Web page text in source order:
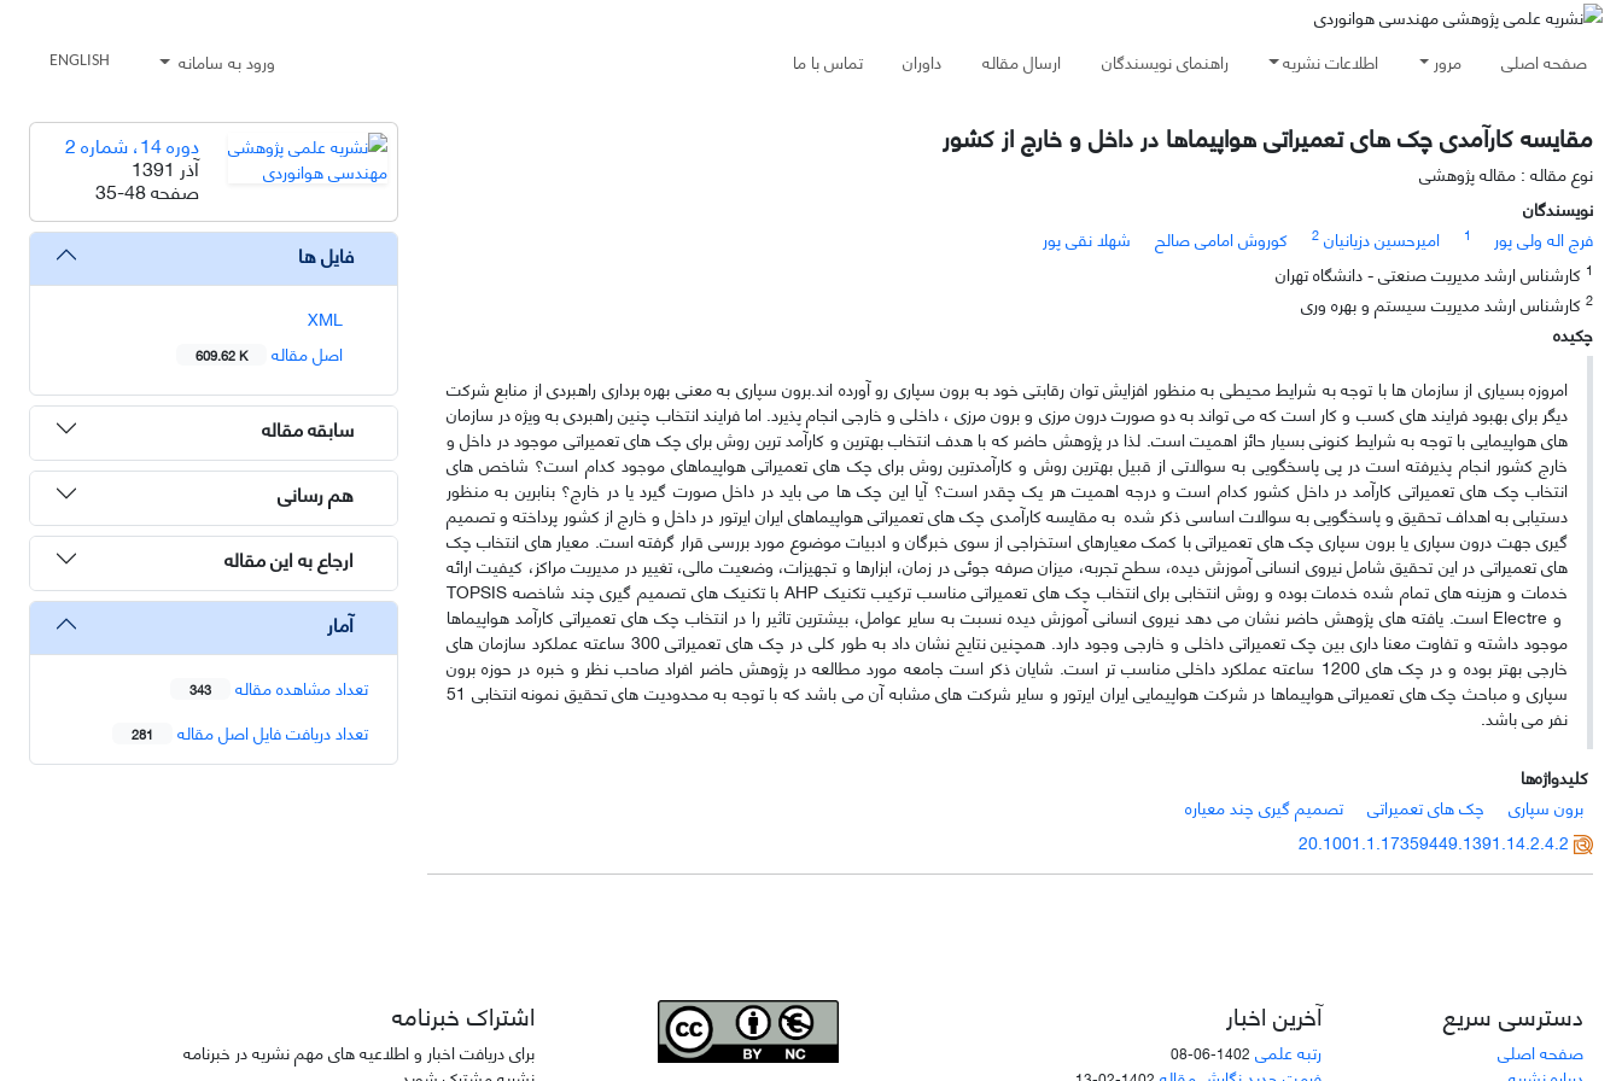
صفحه اصلی مرور اطلاعات نشریه راهنمای نویسندگان ارسال مقاله داوران تماس با ما ورود به سامانه ENGLISH
مقایسه کارآمدی چک های تعمیراتی هواپیماها در داخل و خارج از کشور
نوع مقاله : مقاله پژوهشی
نویسندگان
فرج اله ولی پور
1 امیرحسین دزیانیان 2 کوروش امامی صالح شهلا نقی پور
1 کارشناس ارشد مدیریت صنعتی - دانشگاه تهران
2 کارشناس ارشد مدیریت سیستم و بهره وری
چکیده
امروزه بسیاری از سازمان ها با توجه به شرایط محیطی به منظور افزایش توان رقابتی خود به برون سپاری رو آورده اند.برون سپاری به معنی بهره برداری راهبردی از منابع شرکت
دیگر برای بهبود فرایند های کسب و کار است که می تواند به دو صورت درون مرزی و برون مرزی ، داخلی و خارجی انجام پذیرد. اما فرایند انتخاب چنین راهبردی به ویژه در سازمان
های هواپیمایی با توجه به شرایط کنونی بسیار حائز اهمیت است. لذا در پژوهش حاضر که با هدف انتخاب بهترین و کارآمد ترین روش برای چک های تعمیراتی موجود در داخل و
خارج کشور انجام پذیرفته است در پی پاسخگویی به سوالاتی از قبیل بهترین روش و کارآمدترین روش برای چک های تعمیراتی هواپیماهای موجود کدام است؟ شاخص های
انتخاب چک های تعمیراتی کارآمد در داخل کشور کدام است و درجه اهمیت هر یک چقدر است؟ آیا این چک ها می باید در داخل صورت گیرد یا در خارج؟ بنابرین به منظور
دستیابی به اهداف تحقیق و پاسخگویی به سوالات اساسی ذکر شده به مقایسه کارآمدی چک های تعمیراتی هواپیماهای ایران ایرتور در داخل و خارج از کشور پرداخته و تصمیم
گیری جهت درون سپاری یا برون سپاری چک های تعمیراتی با کمک معیارهای استخراجی از سوی خبرگان و ادبیات موضوع مورد بررسی قرار گرفته است. معیار های انتخاب چک
های تعمیراتی در این تحقیق شامل نیروی انسانی آموزش دیده، سطح تجربه، میزان صرفه جوئی در زمان، ابزارها و تجهیزات، وضعیت مالی، تغییر در مدیریت مراکز، کیفیت ارائه
خدمات و هزینه های تمام شده خدمات بوده و روش انتخابی برای انتخاب چک های تعمیراتی مناسب ترکیب تکنیک‌ AHPبا تکنیک های تصمیم گیری چند شاخصه TOPSIS
و Electre است. یافته های پژوهش حاضر نشان می دهد نیروی انسانی آموزش دیده نسبت به سایر عوامل، بیشترین تاثیر را در انتخاب چک های تعمیراتی کارآمد هواپیماها
موجود داشته و تفاوت معنا داری بین چک تعمیراتی داخلی و خارجی وجود دارد. همچنین نتایج نشان داد به طور کلی در چک های تعمیراتی 300 ساعته عملکرد سازمان های
خارجی بهتر بوده و در چک های 1200 ساعته عملکرد داخلی مناسب تر است. شایان ذکر است جامعه مورد مطالعه در پژوهش حاضر افراد صاحب نظر و خبره در حوزه برون
سپاری و مباحث چک های تعمیراتی هواپیماها در شرکت هواپیمایی ایران ایرتور و سایر شرکت های مشابه آن می باشد که با توجه به محدودیت های تحقیق نمونه انتخابی 51
نفر می باشد.
کلیدواژه‌ها
برون سپاری
چک های تعمیراتی
تصمیم گیری چند معیاره
20.1001.1.17359449.1391.14.2.4.2
دوره 14، شماره 2
آذر 1391
صفحه35-48
فایل ها
XML
اصل مقاله
609.62 K
سابقه مقاله
هم رسانی
ارجاع به این مقاله
آمار
تعداد مشاهده مقاله 343
تعداد دریافت فایل اصل مقاله 281
دسترسی سریع
صفحه اصلی
آخرین اخبار
رتبه علمی 1402-06-08
اشتراک خبرنامه
برای دریافت اخبار و اطلاعیه های مهم نشریه در خبرنامه